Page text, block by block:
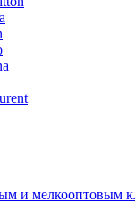
и мелкооптовым